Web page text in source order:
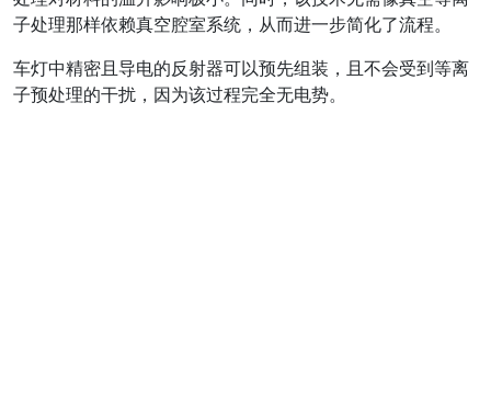
子处理那样依赖真空腔室系统，从而进一步简化了流程。
车灯中精密且导电的反射器可以预先组装，且不会受到等离
子预处理的干扰，因为该过程完全无电势。